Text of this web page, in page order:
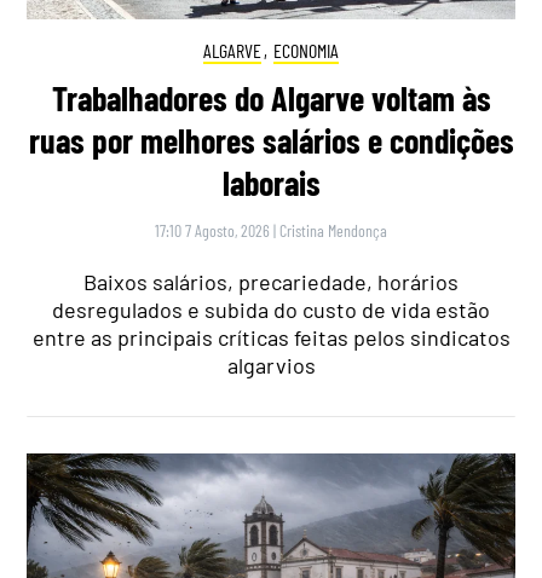
ALGARVE, ECONOMIA
Trabalhadores do Algarve voltam às
ruas por melhores salários e condições
laborais
17:10 7 Agosto, 2026 | Cristina Mendonça
Baixos salários, precariedade, horários
desregulados e subida do custo de vida estão
entre as principais críticas feitas pelos sindicatos
algarvios